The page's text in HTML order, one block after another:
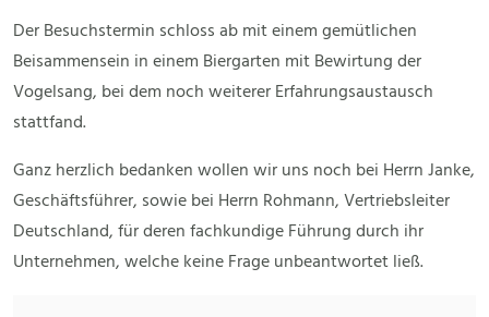
Der Besuchstermin schloss ab mit einem gemütlichen
Beisammensein in einem Biergarten mit Bewirtung der
Vogelsang, bei dem noch weiterer Erfahrungsaustausch
stattfand.
Ganz herzlich bedanken wollen wir uns noch bei Herrn Janke,
Geschäftsführer, sowie bei Herrn Rohmann, Vertriebsleiter
Deutschland, für deren fachkundige Führung durch ihr
Unternehmen, welche keine Frage unbeantwortet ließ.